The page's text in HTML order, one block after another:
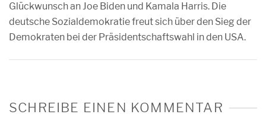
Glückwunsch an Joe Biden und Kamala Harris. Die
deutsche Sozialdemokratie freut sich über den Sieg der
Demokraten bei der Präsidentschaftswahl in den USA.
SCHREIBE EINEN KOMMENTAR